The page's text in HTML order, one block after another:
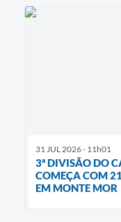
31 JUL 2026 - 11h01
3ª DIVISÃO DO
COMEÇA COM
EM MONTE MOR